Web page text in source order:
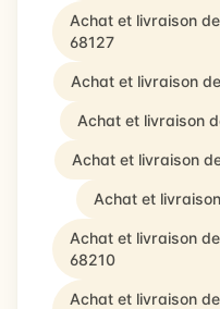
Achat et livraison
68127
Achat et livraison
Achat et livraison
Achat et livraison
Achat et
Achat et livraison
68210
Achat et livraison